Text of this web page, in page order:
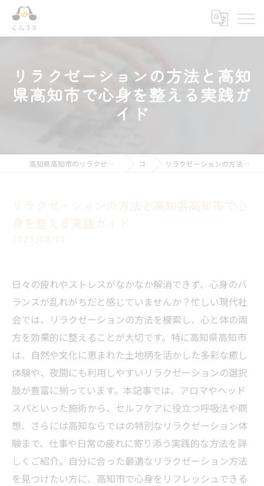
リラクゼーションの方法と高知
県高知市で心身を整える実践ガ
イド
高知県高知市のリラクゼーションならキモチ上がるカラダ改善 2人3客 コラム リラクゼーションの方法と高知県高知市で心身を整える実践ガイド
リラクゼーションの方法と高知県高知市で心
身を整える実践ガイド
2025/08/03
日々の疲れやストレスがなかなか解消できず、心身のバ
ランスが乱れがちだと感じていませんか？忙しい現代社
会では、リラクゼーションの方法を模索し、心と体の両
方を効果的に整えることが大切です。特に高知県高知市
は、自然や文化に恵まれた土地柄を活かした多彩な癒し
体験や、夜間にも利用しやすいリラクゼーションの選択
肢が豊富に揃っています。本記事では、アロマやヘッド
スパといった施術から、セルフケアに役立つ呼吸法や瞑
想、さらには高知ならではの特別なリラクゼーション体
験まで、仕事や日常の疲れに寄り添う実践的な方法を詳
しくご紹介。自分に合った最適なリラクゼーション方法
を見つけたい方に、高知市で心身をリフレッシュできる